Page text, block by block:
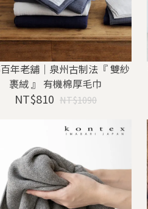
年老舖｜泉州古制法『 雙紗
裹絨 』 有機棉厚毛巾
NT$810 NT$1090